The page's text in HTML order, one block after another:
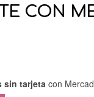
CON
sin tarjetacon